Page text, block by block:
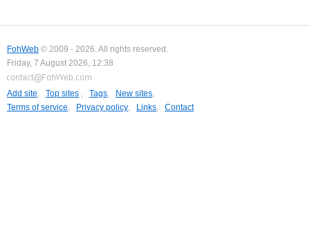
FohWeb © 2009 - 2026. All rights reserved.
Friday, 7 August 2026, 12:38
Add site, Top sites , Tags, New sites,
Terms of service, Privacy policy, Links, Contact